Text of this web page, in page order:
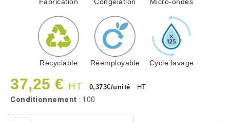
Recyclable Réemployable Cycle lavage
37,25 € HT 0,373€/unité HT
Conditionnement : 100